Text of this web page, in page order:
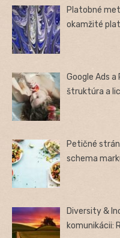
Platobné
okamžité
Google Ads
štruktúra a
Petičné
schema
Diversity &
komunikácii: